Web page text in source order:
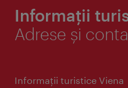
Informații
Adrese și
Informaţii turistice Viena